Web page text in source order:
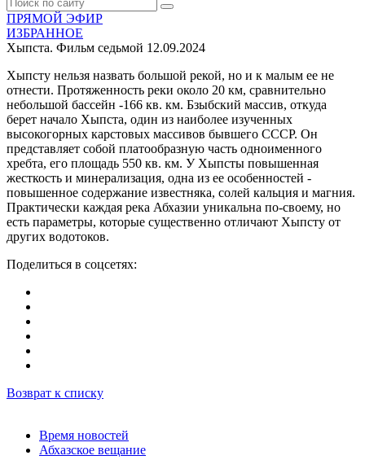
ПРЯМОЙ ЭФИР
ИЗБРАННОЕ
Хыпста. Фильм седьмой 12.09.2024
Хыпсту нельзя назвать большой рекой, но и к малым ее не
отнести. Протяженность реки около 20 км, сравнительно
небольшой бассейн -166 кв. км. Бзыбский массив, откуда
берет начало Хыпста, один из наиболее изученных
высокогорных карстовых массивов бывшего СССР. Он
представляет собой платообразную часть одноименного
хребта, его площадь 550 кв. км. У Хыпсты повышенная
жесткость и минерализация, одна из ее особенностей -
повышенное содержание известняка, солей кальция и магния.
Практически каждая река Абхазии уникальна по-своему, но
есть параметры, которые существенно отличают Хыпсту от
других водотоков.
Поделиться в соцсетях:
Возврат к списку
Время новостей
Абхазское вещание